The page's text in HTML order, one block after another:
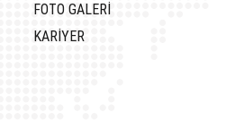
FOTO GALERİ
KARİYER